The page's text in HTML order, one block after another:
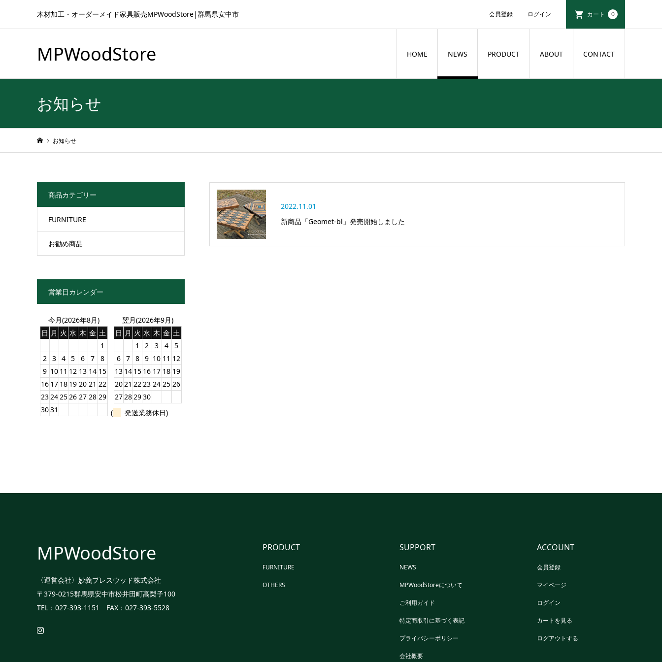
木材加工・オーダーメイド家具販売MPWoodStore|群馬県安中市 会員登録 ログイン カート 0
MPWoodStore HOME NEWS PRODUCT ABOUT CONTACT
お知らせ
お知らせ
2022.11.01
新商品「Geomet-bl」発売開始しました
商品カテゴリー
FURNITURE
お勧め商品
営業日カレンダー
今月(2026年8月)
日 月 火 水 木 金 土
1
2 3 4 5 6 7
8
9 10 11 12 13 14 15
16 17 18 19 20 21 22
23242526 27 28 29
3031
翌月(2026年9月)
日 月 火 水 木 金 土
1
2 3 4
5
6 7 8 9 10 11 12
13 14 15 16 17 18 19
2021 2223 24 25 26
27282930
(
発送業務休日)
MPWoodStore
〈運営会社〉妙義プレスウッド株式会社
〒379-0215群馬県安中市松井田町高梨子100
TEL：027-393-1151 FAX：027-393-5528
PRODUCT
FURNITURE
OTHERS
SUPPORT
NEWS
MPWoodStoreについて
ご利用ガイド
特定商取引に基づく表記
プライバシーポリシー
会社概要
ACCOUNT
会員登録
マイページ
ログイン
カートを見る
ログアウトする